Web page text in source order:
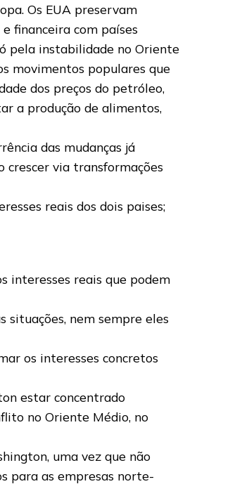
Os EUA preservam
financeira com países
pela instabilidade no Oriente
movimentos populares que
dos preços do petróleo,
a produção de alimentos,
das mudanças já
crescer via transformações
reais dos dois paises;
interesses reais que podem
situações, nem sempre eles
os interesses concretos
estar concentrado
no Oriente Médio, no
uma vez que não
para as empresas norte-